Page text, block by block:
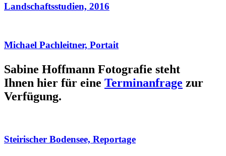
Landschaftsstudien, 2016
Michael Pachleitner, Portait
Sabine Hoffmann Fotografie steht
Ihnen hier für eine Terminanfrage zur
Verfügung.
Steirischer Bodensee, Reportage